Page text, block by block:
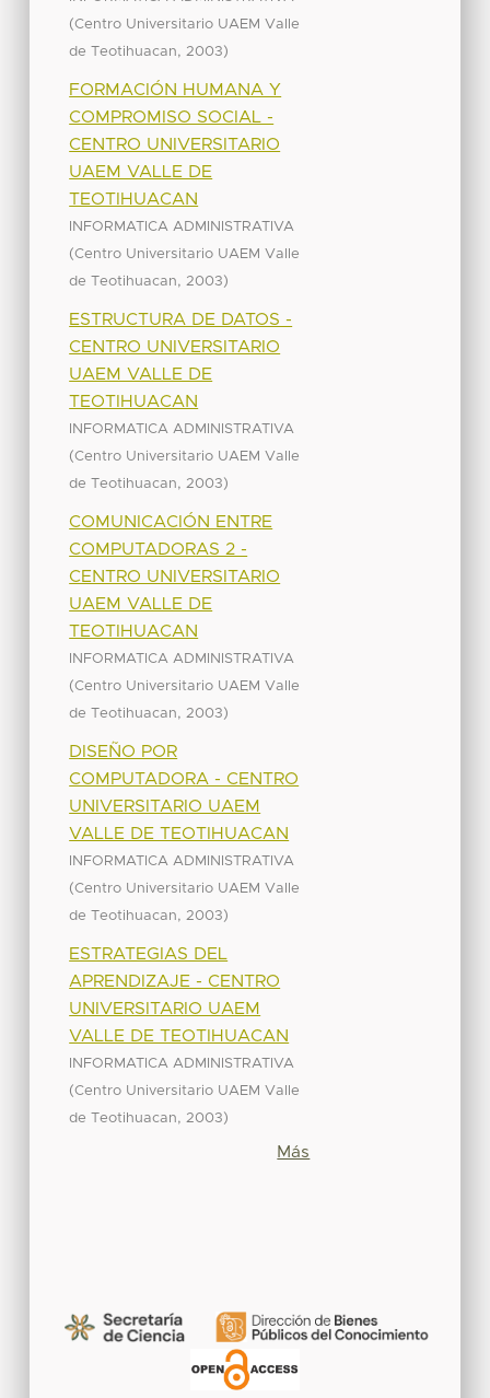
(Centro Universitario UAEM Valle
de Teotihuacan, 2003)
FORMACIÓN HUMANA Y
COMPROMISO SOCIAL -
CENTRO UNIVERSITARIO
UAEM VALLE DE
TEOTIHUACAN
INFORMATICA ADMINISTRATIVA
(Centro Universitario UAEM Valle
de Teotihuacan, 2003)
ESTRUCTURA DE DATOS -
CENTRO UNIVERSITARIO
UAEM VALLE DE
TEOTIHUACAN
INFORMATICA ADMINISTRATIVA
(Centro Universitario UAEM Valle
de Teotihuacan, 2003)
COMUNICACIÓN ENTRE
COMPUTADORAS 2 -
CENTRO UNIVERSITARIO
UAEM VALLE DE
TEOTIHUACAN
INFORMATICA ADMINISTRATIVA
(Centro Universitario UAEM Valle
de Teotihuacan, 2003)
DISEÑO POR
COMPUTADORA - CENTRO
UNIVERSITARIO UAEM
VALLE DE TEOTIHUACAN
INFORMATICA ADMINISTRATIVA
(Centro Universitario UAEM Valle
de Teotihuacan, 2003)
ESTRATEGIAS DEL
APRENDIZAJE - CENTRO
UNIVERSITARIO UAEM
VALLE DE TEOTIHUACAN
INFORMATICA ADMINISTRATIVA
(Centro Universitario UAEM Valle
de Teotihuacan, 2003)
Más